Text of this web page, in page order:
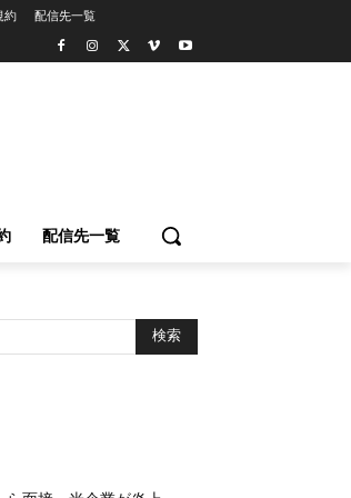
約 配信先一覧
配信先一覧